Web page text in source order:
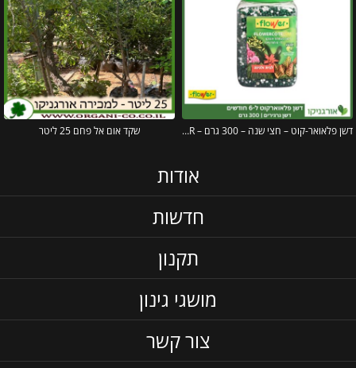
דשן פלאואר-קוט – חצי שנה – 300 גרם – FLOWER שקד אום אל פחם 25 ליטר
אודות
חדשות
תקנון
מושגי גינון
צור קשר